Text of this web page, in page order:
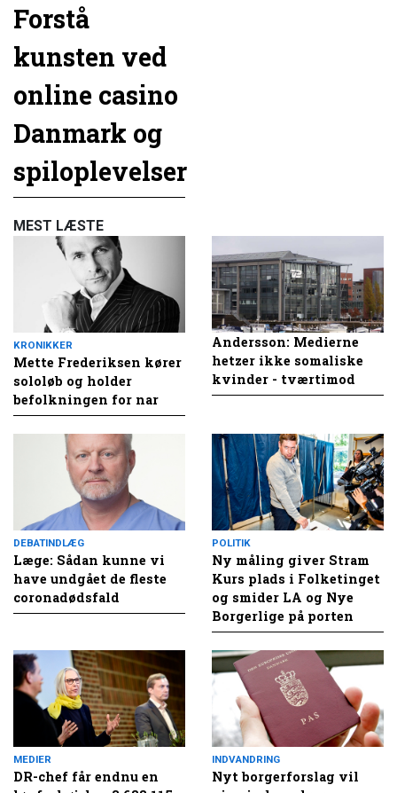
Forstå
kunsten ved
online casino
Danmark og
spiloplevelser
MEST LÆSTE
KRONIKKER
Mette Frederiksen kører
sololøb og holder
befolkningen for nar
Andersson: Medierne
hetzer ikke somaliske
kvinder - tværtimod
DEBATINDLÆG
Læge: Sådan kunne vi
have undgået de fleste
coronadødsfald
POLITIK
Ny måling giver Stram
Kurs plads i Folketinget
og smider LA og Nye
Borgerlige på porten
MEDIER
DR-chef får endnu en
INDVANDRING
Nyt borgerforslag vil